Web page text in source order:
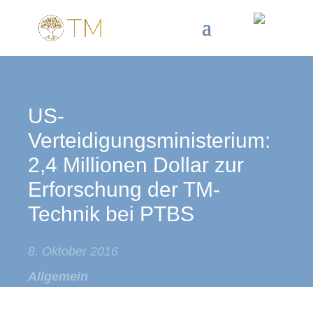
US-
Verteidigungsministerium:
2,4 Millionen Dollar zur
Erforschung der TM-
Technik bei PTBS
8. Oktober 2016
Allgemein